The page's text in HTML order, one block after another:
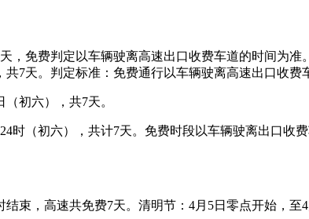
，免费判定以车辆驶离高速出口收费车道的时间为
7天。判定标准：免费通行以车辆驶离高速出口收费
初六），共7天。
时（初六），共计7天。免费时段以车辆驶离出口
束，高速共免费7天。清明节：4月5日零点开始，